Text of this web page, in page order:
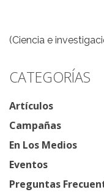
(Ciencia e
CATEGORÍAS
Artículos
Campañas
En Los Medios
Eventos
Preguntas